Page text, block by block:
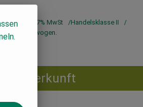
€/ kg 7% MwSt
Handelsklasse II
eingewogen.
Herkunft